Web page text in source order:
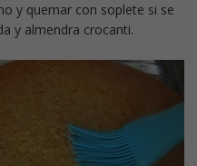
y quemar con soplete si se
y almendra crocanti.